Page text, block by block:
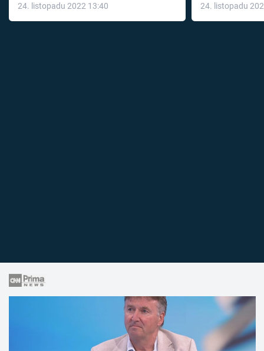
24. listopadu 2022 13:40
léky
24. listopadu